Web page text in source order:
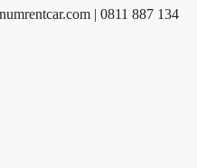
| 0811 887 134